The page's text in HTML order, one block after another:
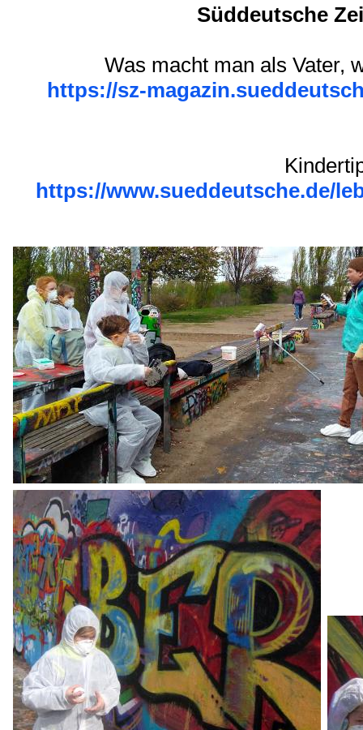
Graffiti Workshop
Süddeutsche
Was macht man als Vater,
https://sz-
https://www.sueddeutsche.de/